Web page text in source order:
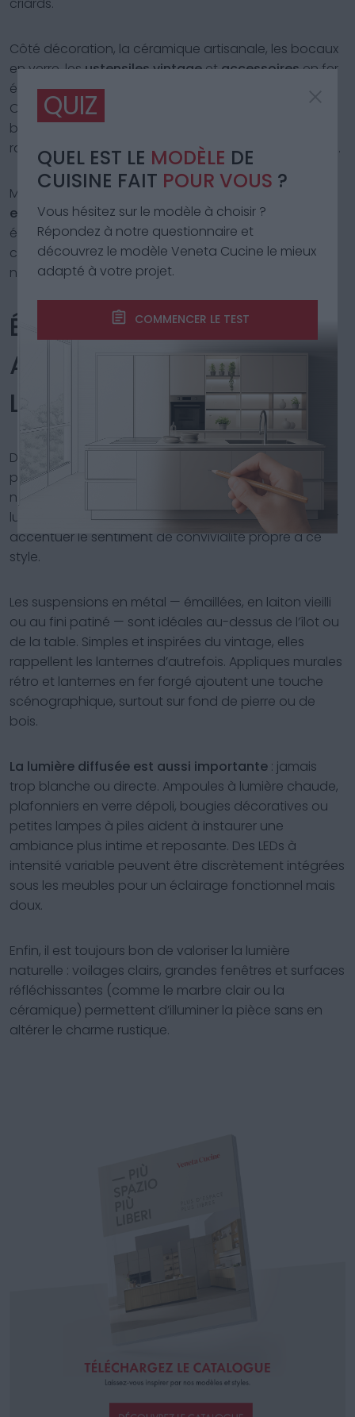
criards.
Côté décoration, la céramique artisanale, les bocaux
en verre, les ustensiles vintage et accessoires en fer
évoquent immédiatement la vie à la campagne.
Objets rétro comme une vieille horloge murale, une
balance ancienne ou une enseigne émaillée
racontent des histoires et apportent de l’authenticité.
Mais attention à ne pas surcharger : l’équilibre entre
esthétique et fonctionnalité est la clé. Chaque
élément doit parler le même langage et contribuer à
créer un espace chaleureux, ordonné et vrai, où rien
n’est trop parfait, mais tout a du sens.
ÉCLAIRAGE : CRÉER UNE
AMBIANCE AVEC LA BONNE
LUMIÈRE
Dans une cuisine farmhouse, l’éclairage est crucial
pour sublimer les matériaux, valoriser les couleurs
naturelles et créer une ambiance enveloppante. La
lumière doit être chaude, douce et bien répartie pour
accentuer le sentiment de convivialité propre à ce
style.
Les suspensions en métal — émaillées, en laiton vieilli
ou au fini patiné — sont idéales au-dessus de l’îlot ou
de la table. Simples et inspirées du vintage, elles
rappellent les lanternes d’autrefois. Appliques murales
rétro et lanternes en fer forgé ajoutent une touche
scénographique, surtout sur fond de pierre ou de
bois.
La lumière diffusée est aussi importante : jamais
trop blanche ou directe. Ampoules à lumière chaude,
plafonniers en verre dépoli, bougies décoratives ou
petites lampes à piles aident à instaurer une
ambiance plus intime et reposante. Des LEDs à
intensité variable peuvent être discrètement intégrées
sous les meubles pour un éclairage fonctionnel mais
doux.
Enfin, il est toujours bon de valoriser la lumière
naturelle : voilages clairs, grandes fenêtres et surfaces
réfléchissantes (comme le marbre clair ou la
céramique) permettent d’illuminer la pièce sans en
altérer le charme rustique.
QUIZ
QUEL EST LE MODÈLE DE
CUISINE FAIT POUR VOUS ?
Vous hésitez sur le modèle à choisir ?
Répondez à notre questionnaire et
découvrez le modèle Veneta Cucine le mieux
adapté à votre projet.
COMMENCER LE TEST